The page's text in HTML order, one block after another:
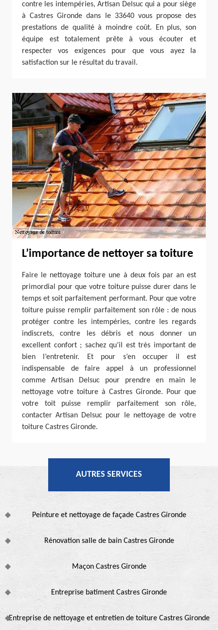
contre les intempéries, Artisan Delsuc qui a pour siège
à Castres Gironde dans le 33640 vous propose des
prestations de qualité à moindre coût. En plus, son
équipe est totalement prête à vous écouter et
respecter vos exigences pour que vous ayez la
satisfaction sur le résultat du travail.
L’importance de nettoyer sa toiture
Faire le nettoyage toiture une à deux fois par an est
primordial pour que votre toiture puisse durer dans le
temps et soit parfaitement performant. Pour que votre
toiture puisse remplir parfaitement son rôle : de nous
protéger contre les intempéries, contre les regards
indiscrets, contre les débris et nous donner un
excellent confort ; sachez qu’il est très important de
bien l’entretenir. Et pour s’en occuper il est
indispensable de faire appel à un professionnel
comme Artisan Delsuc pour prendre en main le
nettoyage votre toiture à Castres Gironde. Pour que
votre toit puisse remplir parfaitement son rôle,
contacter Artisan Delsuc pour le nettoyage de votre
toiture Castres Gironde.
AUTRES SERVICES
Peinture et nettoyage de façade Castres Gironde
Rénovation salle de bain Castres Gironde
Maçon Castres Gironde
Entreprise batiment Castres Gironde
Entreprise de nettoyage et entretien de toiture Castres Gironde